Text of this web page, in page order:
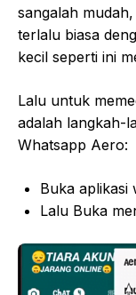
sangalah
terlalu biasa
kecil seperti ini
Lalu untuk
adalah langkah-
Whatsapp Aero:
Buka aplikasi
Lalu Buka